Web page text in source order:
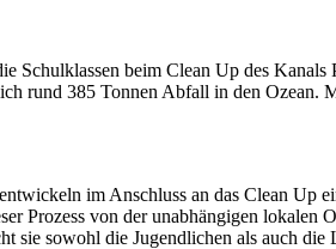
Schulklassen beim Clean Up des
rund 385 Tonnen Abfall in den Ozean.
im Anschluss an das Clean Up
Prozess von der unabhängigen lokalen
sie sowohl die Jugendlichen als auch die